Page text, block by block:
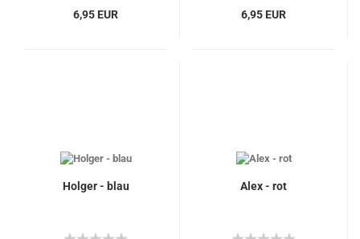
6,95 EUR 6,95 EUR
Holger - blau Alex - rot